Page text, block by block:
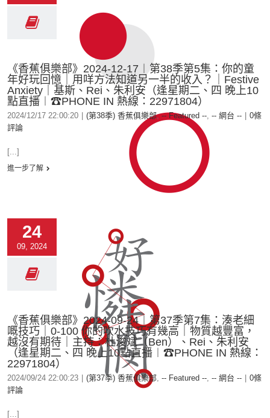
《香蕉俱樂部》2024-12-17︱第38季第5集：你的童
年好玩回憶｜用咩方法知道另一半的收入？｜Festive
Anxiety｜基斯、Rei、朱利安（逢星期二、四 晚上10
點直播︱☎PHONE IN 熱線：22971804）
2024/12/17 22:00:20 (第38季) 香蕉俱樂部,-- Featured --, -- 網台 --
0條
評論
[...]
進一步了解
24
09, 2024
《香蕉俱樂部》2024-09-24︱第37季第7集：湊老細
嘅技巧｜0-100 你的吹水技巧有幾高｜物質越豐富，
越沒有期待｜主持：杜浚斌（Ben）、Rei、朱利安
（逢星期二、四 晚上10點直播︱☎PHONE IN 熱線：
22971804）
2024/09/24 22:00:23 (第37季) 香蕉俱樂部, -- Featured --, -- 網台 --
0條
評論
[...]